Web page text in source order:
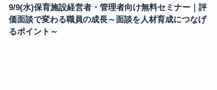
9/9(水)保育施設経営者・管理者向け無料セミナー｜評
価面談で変わる職員の成長～面談を人材育成につなげ
るポイント～